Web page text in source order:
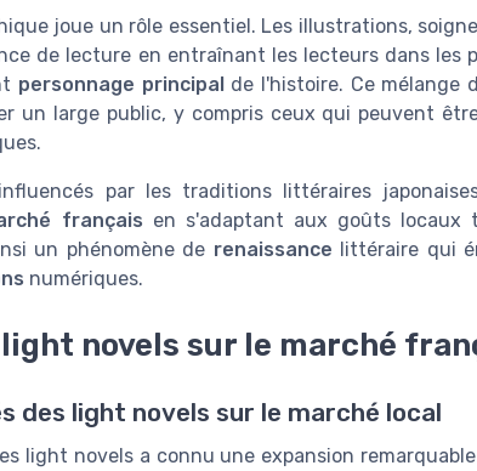
joue un rôle essentiel. Les illustrations,
de lecture en entraînant les lecteurs dans les
personnage principal de l'histoire. Ce mélange
un large public, y compris ceux qui peuvent
par les traditions littéraires
français en s'adaptant aux goûts locaux
un phénomène de renaissance littéraire qui
numériques.
novels sur le marché
des light novels sur le marché local
light novels a connu une expansion